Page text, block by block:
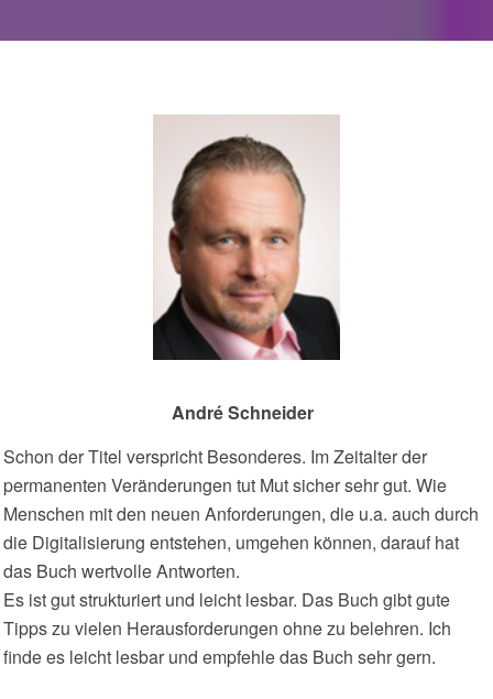
André Schneider
Schon der Titel verspricht Besonderes. Im Zeitalter der
permanenten Veränderungen tut Mut sicher sehr gut. Wie
Menschen mit den neuen Anforderungen, die u.a. auch durch
die Digitalisierung entstehen, umgehen können, darauf hat
das Buch wertvolle Antworten.
Es ist gut strukturiert und leicht lesbar. Das Buch gibt gute
Tipps zu vielen Herausforderungen ohne zu belehren. Ich
finde es leicht lesbar und empfehle das Buch sehr gern.